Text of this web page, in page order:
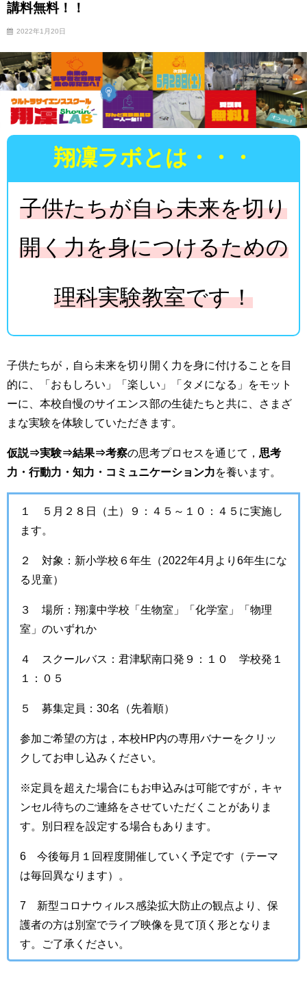
講料無料！！
2022年1月20日
翔凜ラボとは・・・
子供たちが自ら未来を切り
開く力を身につけるための
理科実験教室です！
子供たちが，自ら未来を切り開く力を身に付けることを目
的に、「おもしろい」「楽しい」「タメになる」をモット
ーに、本校自慢のサイエンス部の生徒たちと共に、さまざ
まな実験を体験していただきます。
仮説⇒実験⇒結果⇒考察の思考プロセスを通じて， 思考
力・行動力・知力・コミュニケーション力を養います。
１ ５月２８日（土）９：４５～１０：４５に実施し
ます。
２ 対象：新小学校６年生（2022年4月より6年生にな
る児童）
３ 場所：翔凜中学校「生物室」「化学室」「物理
室」のいずれか
４ スクールバス：君津駅南口発９：１０ 学校発１
１：０５
５ 募集定員：30名（先着順）
参加ご希望の方は，本校HP内の専用バナーをクリッ
クしてお申し込みください。
※定員を超えた場合にもお申込みは可能ですが，キャ
ンセル待ちのご連絡をさせていただくことがありま
す。別日程を設定する場合もあります。
6 今後毎月１回程度開催していく予定です（テーマ
は毎回異なります）。
7 新型コロナウィルス感染拡大防止の観点より、保
護者の方は別室でライブ映像を見て頂く形となりま
す。ご了承ください。